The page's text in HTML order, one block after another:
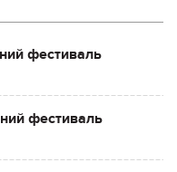
фестиваль
фестиваль